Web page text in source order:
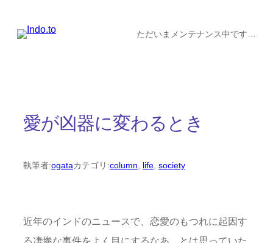
ただいまメンテナンス中です…
愛が凶器に変わるとき
執筆者:ogataカテゴリ:column, life, society
近年のインドのニュースで、恋愛のもつれに起因す
る凄惨な事件をよく目にするなあ、とは思っていた